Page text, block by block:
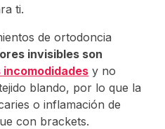
ti.
de ortodoncia
invisibles son
incomodidades y no
blando, por lo que la
o inflamación de
con brackets.